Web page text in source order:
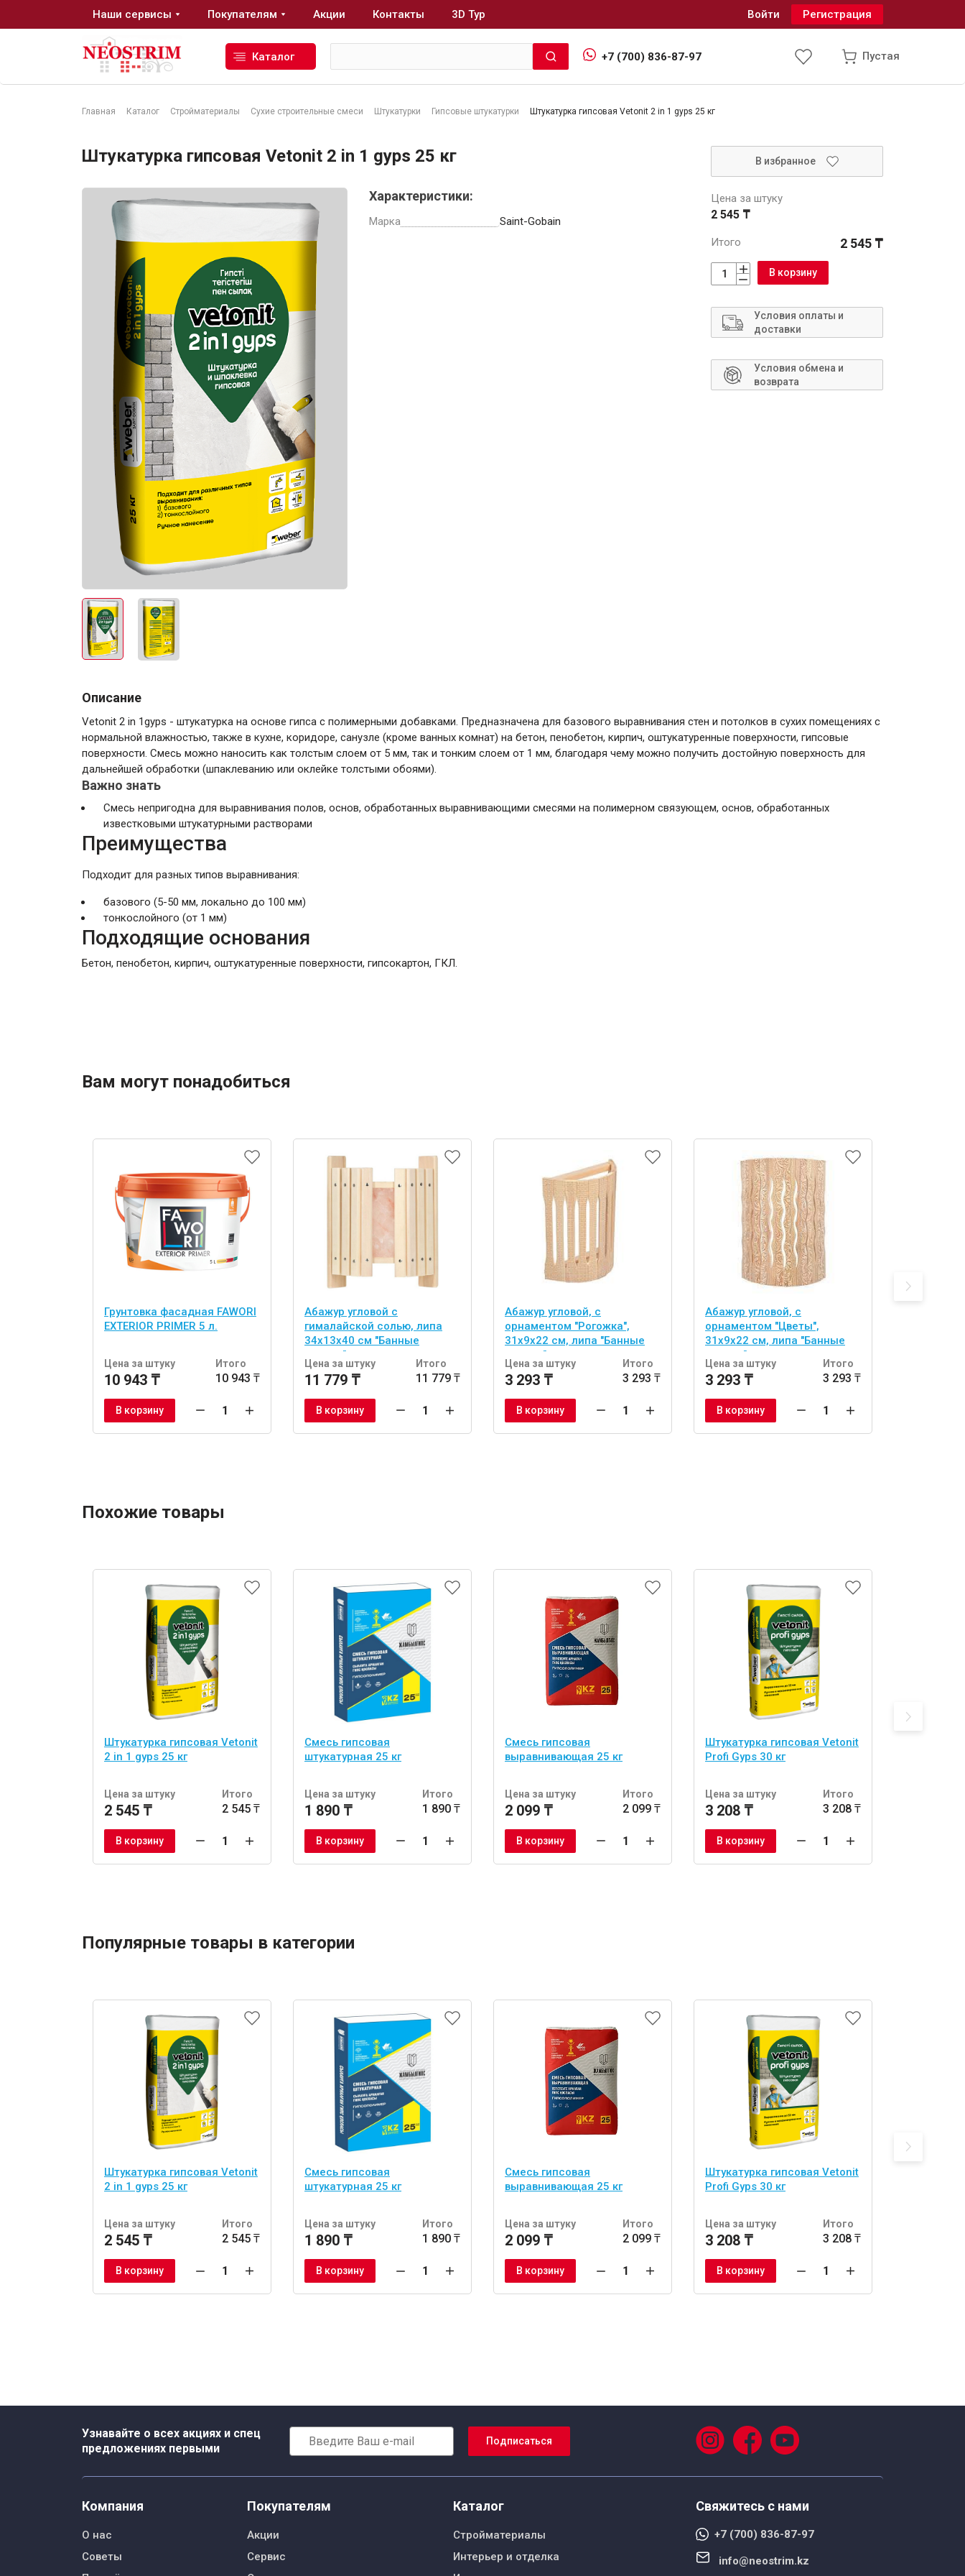
Главная Каталог Стройматериалы Сухие строительные смеси Штукатурки Гипсовые штукатурки Штукатурка гипсовая Vetonit 2 in 1 gyps 25 кг
Штукатурка гипсовая Vetonit 2 in 1 gyps 25 кг
Характеристики:
Марка Saint-Gobain
В избранное
Цена за штуку
2 545 ₸
Итого 2 545 ₸
В корзину
Условия оплаты и
доставки
Условия обмена и
возврата
Описание
Vetonit 2 in 1gyps - штукатурка на основе гипса с полимерными добавками. Предназначена для базового выравнивания стен и потолков в сухих помещениях с
нормальной влажностью, также в кухне, коридоре, санузле (кроме ванных комнат) на бетон, пенобетон, кирпич, оштукатуренные поверхности, гипсовые
поверхности. Смесь можно наносить как толстым слоем от 5 мм, так и тонким слоем от 1 мм, благодаря чему можно получить достойную поверхность для
дальнейшей обработки (шпаклеванию или оклейке толстыми обоями).
Важно знать
Смесь непригодна для выравнивания полов, основ, обработанных выравнивающими смесями на полимерном связующем, основ, обработанных
известковыми штукатурными растворами
Преимущества
Подходит для разных типов выравнивания:
базового (5-50 мм, локально до 100 мм)
тонкослойного (от 1 мм)
Подходящие основания
Бетон, пенобетон, кирпич, оштукатуренные поверхности, гипсокартон, ГКЛ.
Вам могут понадобиться
Грунтовка фасадная FAWORI
EXTERIOR PRIMER 5 л.
Цена за штуку
10 943 ₸
Итого
10 943 ₸
В корзину
Абажур угловой с
гималайской солью, липа
34х13х40 см "Банные
штучки"
Цена за штуку
11 779 ₸
Итого
11 779 ₸
В корзину
Абажур угловой, с
орнаментом "Рогожка",
31х9х22 см, липа "Банные
штучки"
Цена за штуку
3 293 ₸
Итого
3 293 ₸
В корзину
Абажур угловой, с
орнаментом "Цветы",
31х9х22 см, липа "Банные
штучки"
Цена за штуку
3 293 ₸
Итого
3 293 ₸
В корзину
Похожие товары
Штукатурка гипсовая Vetonit
2 in 1 gyps 25 кг
Цена за штуку
2 545 ₸
Итого
2 545 ₸
В корзину
Смесь гипсовая
штукатурная 25 кг
Цена за штуку
1 890 ₸
Итого
1 890 ₸
В корзину
Смесь гипсовая
выравнивающая 25 кг
Цена за штуку
2 099 ₸
Итого
2 099 ₸
В корзину
Штукатурка гипсовая Vetonit
Profi Gyps 30 кг
Цена за штуку
3 208 ₸
Итого
3 208 ₸
В корзину
Популярные товары в категории
Штукатурка гипсовая Vetonit
2 in 1 gyps 25 кг
Цена за штуку
2 545 ₸
Итого
2 545 ₸
В корзину
Смесь гипсовая
штукатурная 25 кг
Цена за штуку
1 890 ₸
Итого
1 890 ₸
В корзину
Смесь гипсовая
выравнивающая 25 кг
Цена за штуку
2 099 ₸
Итого
2 099 ₸
В корзину
Штукатурка гипсовая Vetonit
Profi Gyps 30 кг
Цена за штуку
3 208 ₸
Итого
3 208 ₸
В корзину
Узнавайте о всех акциях и спец
предложениях первыми
Подписаться
Компания
О нас
Советы
Покупателям
Акции
Сервис
Каталог
Стройматериалы
Интерьер и отделка
Свяжитесь с нами
+7 (700) 836-87-97
info@neostrim.kz
Наши сервисы Покупателям Акции Контакты 3D Тур Войти Регистрация
Каталог +7 (700) 836-87-97 Пустая
Гидроизоляция
Изоляционные материалы
Кровельные материалы
Ещё 2
Герметики
Клеи, жидкие гвозди
Водоснабжение и водоотведение
Электро-оборудование Сантехника
Монтажные ленты
Канаты, шнуры